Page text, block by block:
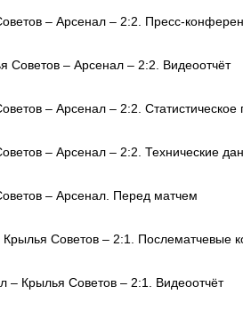
– Арсенал – 2:2. Пресс-
Советов – Арсенал – 2:2. Видеоотчёт
– Арсенал – 2:2. Статистическое
– Арсенал – 2:2. Технические
– Арсенал. Перед матчем
Советов – 2:1. Послематчевые
– Крылья Советов – 2:1. Видеоотчёт